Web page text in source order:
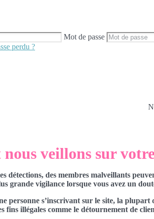
Mot de passe
perdu ?
veillons sur
détections, des membres malveillants
grande vigilance lorsque vous avez un
personne s’inscrivant sur le site, la plupart
fins illégales comme le détournement de